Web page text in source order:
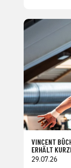
VINCENT
ERHÄLT
29.07.26